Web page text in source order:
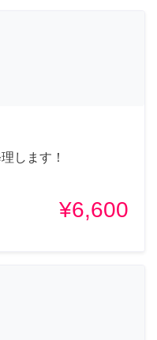
します！
¥6,600